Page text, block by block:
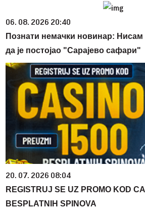
06. 08. 2026 20:40
Познати немачки новинар:
да је постојао "Сарајево сафари"
20. 07. 2026 08:04
REGISTRUJ SE UZ PROMO KOD
BESPLATNIH SPINOVA